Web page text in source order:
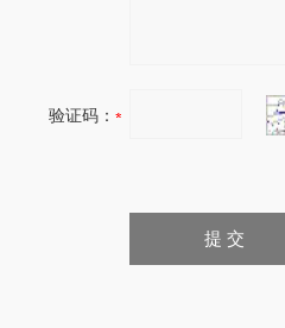
验证码：